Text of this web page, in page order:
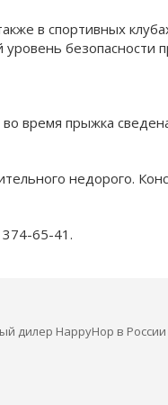
в спортивных
безопасности
время прыжка
недорого.
65-41.
дилер HappyHop в России